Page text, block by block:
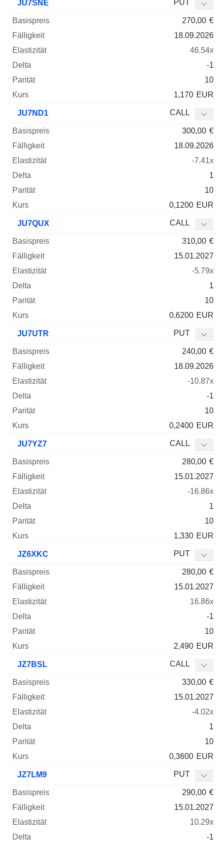
JU7SNE PUT
270,00 €
18.09.2026
46.54x
-1
10
1,170 EUR
JU7ND1 CALL
300,00 €
18.09.2026
-7.41x
1
10
0,1200 EUR
JU7QUX CALL
310,00 €
15.01.2027
-5.79x
1
10
0,6200 EUR
JU7UTR PUT
240,00 €
18.09.2026
-10.87x
-1
10
0,2400 EUR
JU7YZ7 CALL
280,00 €
15.01.2027
-16.86x
1
10
1,330 EUR
JZ6XKC PUT
280,00 €
15.01.2027
16.86x
-1
10
2,490 EUR
JZ7BSL CALL
330,00 €
15.01.2027
-4.02x
1
10
0,3600 EUR
JZ7LM9 PUT
290,00 €
15.01.2027
10.29x
-1